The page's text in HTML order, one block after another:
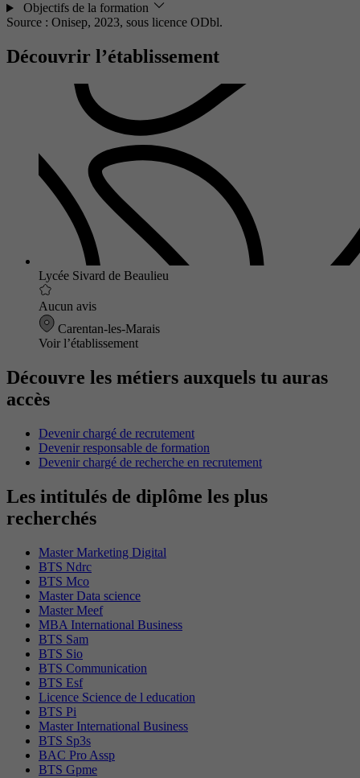
Objectifs de la formation
Source : Onisep, 2023, sous licence ODbl.
Découvrir l’établissement
Lycée Sivard de Beaulieu
Aucun avis
Carentan-les-Marais
Voir l’établissement
Découvre les métiers auxquels tu auras
accès
Devenir chargé de recrutement
Devenir responsable de formation
Devenir chargé de recherche en recrutement
Les intitulés de diplôme les plus
recherchés
Master Marketing Digital
BTS Ndrc
BTS Mco
Master Data science
Master Meef
MBA International Business
BTS Sam
BTS Sio
BTS Communication
BTS Esf
Licence Science de l education
BTS Pi
Master International Business
BTS Sp3s
BAC Pro Assp
BTS Gpme